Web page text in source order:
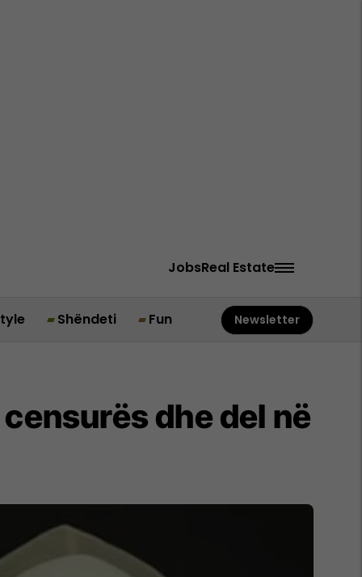
JobsReal Estate
Shëndeti Fun Newsletter
dhe del në